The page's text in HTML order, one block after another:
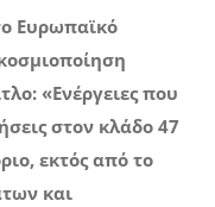
Ευρωπαϊκό
«Ενέργειες που
στον κλάδο 47
εκτός από το
και